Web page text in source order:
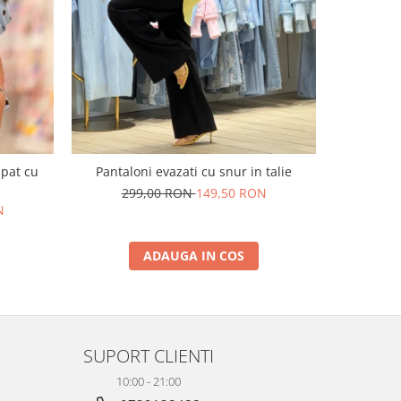
cu
Pantaloni evazati cu snur in talie
299,00 RON149,50 RON
ADAUGA IN COS
SUPORT CLIENTI
10:00 - 21:00